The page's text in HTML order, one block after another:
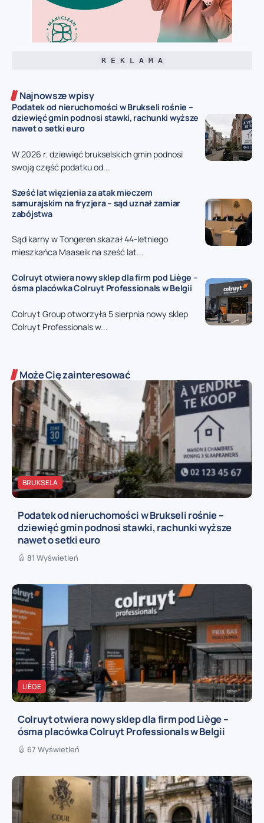
R E K L A M A
Najnowsze wpisy
Podatek od nieruchomości w Brukseli rośnie –
dziewięć gmin podnosi stawki, rachunki wyższe
nawet o setki euro
W 2026 r. dziewięć brukselskich gmin podnosi
swoją część podatku od...
Sześć lat więzienia za atak mieczem
samurajskim na fryzjera – sąd uznał zamiar
zabójstwa
Sąd karny w Tongeren skazał 44-letniego
mieszkańca Maaseik na sześć lat...
Colruyt otwiera nowy sklep dla firm pod Liège –
ósma placówka Colruyt Professionals w Belgii
Colruyt Group otworzyła 5 sierpnia nowy sklep
Colruyt Professionals w...
Może Cię zainteresować
BRUKSELA
Podatek od nieruchomości w Brukseli rośnie –
dziewięć gmin podnosi stawki, rachunki wyższe
nawet o setki euro
81 Wyświetleń
LIÈGE
Colruyt otwiera nowy sklep dla firm pod Liège –
ósma placówka Colruyt Professionals w Belgii
67 Wyświetleń